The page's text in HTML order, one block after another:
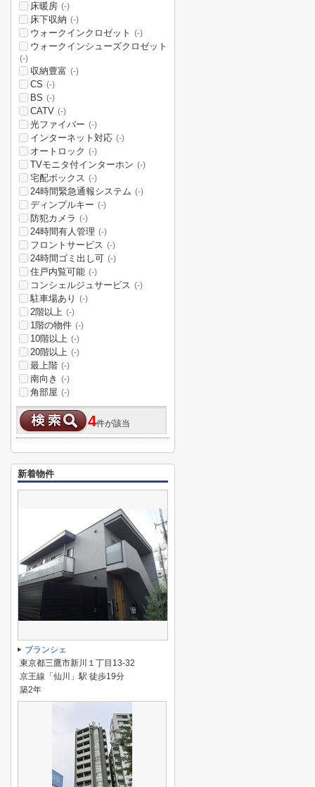
床暖房 (-)
床下収納 (-)
ウォークインクロゼット (-)
ウォークインシューズクロゼット
(-)
収納豊富 (-)
CS (-)
BS (-)
CATV (-)
光ファイバー (-)
インターネット対応 (-)
オートロック (-)
TVモニタ付インターホン (-)
宅配ボックス (-)
24時間緊急通報システム (-)
ディンプルキー (-)
防犯カメラ (-)
24時間有人管理 (-)
フロントサービス (-)
24時間ゴミ出し可 (-)
住戸内覧可能 (-)
コンシェルジュサービス (-)
駐車場あり (-)
2階以上 (-)
1階の物件 (-)
10階以上 (-)
20階以上 (-)
最上階 (-)
南向き (-)
角部屋 (-)
4件が該当
新着物件
ブランシェ
東京都三鷹市新川１丁目13-32
京王線「仙川」駅 徒歩19分
築2年